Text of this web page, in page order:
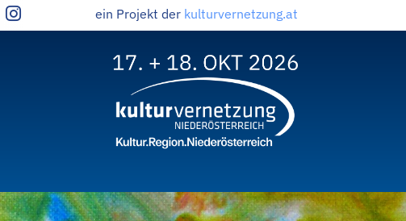
ein Projekt der kulturvernetzung.at